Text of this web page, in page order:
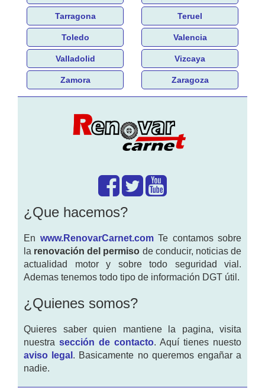
Tarragona Teruel
Toledo Valencia
Valladolid Vizcaya
Zamora Zaragoza
¿Que hacemos?
En www.RenovarCarnet.comTe contamos sobre
la renovación del permiso de conducir, noticias de
actualidad motor y sobre todo seguridad vial.
Ademas tenemos todo tipo de información DGT útil.
¿Quienes somos?
Quieres saber quien mantiene la pagina, visita
nuestra sección de contacto. Aquí tienes nuesto
aviso legal . Basicamente no queremos engañar a
nadie.